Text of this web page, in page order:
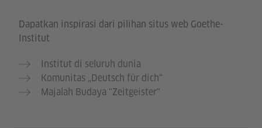
Dapatkan inspirasi dari pilihan situs web Goethe-
Institut
Institut di seluruh dunia
Komunitas „Deutsch für dich“
Majalah Budaya "Zeitgeister"